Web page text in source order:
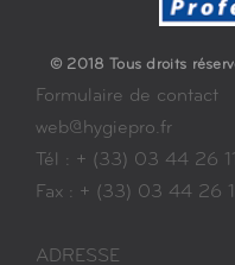
© 2018 Tous droits
Formulaire de contact
web@hygiepro.fr
Tél : + (33) 03 44 26 11
Fax : + (33) 03 44 26
ADRESSE